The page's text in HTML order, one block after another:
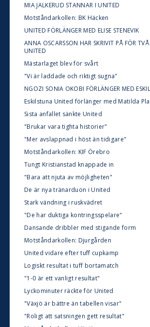
MIA JALKERUD STANNAR I UNITED
Motståndarkollen: BK Häcken
UNITED FÖRLÄNGER MED ELISE STENEVIK
ANNA OSCARSSON HAR SKRIVIT PÅ FÖR
UNITED
Mästarlaget blev för svårt
"Vi är laddade och riktigt sugna"
NGOZI SONIA OKOBI FÖRLÄNGER MED
Eskilstuna United förlänger med Matilda
Sista anfallet sänkte United
"Brukar vara tighta historier"
"Mer avslappnad i höst än tidigare"
Motståndarkollen: KIF Örebro
Tungt Kristianstad knappade in
"Bara att njuta av möjligheten"
De är nya tränarduon i United
Stark vändning i ruskvädret
"De har duktiga kontringsspelare"
Dansande dribbler med stigande form
Motståndarkollen: Djurgården
United vidare efter tuff cupkamp
Logiskt resultat i tuff bortamatch
"1-0 är ett vanligt resultat"
Lyckominuter räckte för United
"Växjö är bättre än tabellen visar"
"Roligt att satsningen gett resultat"